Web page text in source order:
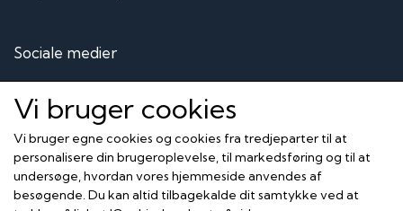
Sociale medier
Modtag vores nyhedsbrev via e-mail
Tilmeld
Vi bruger cookies
Vi bruger egne cookies og cookies fra tredjeparter til at
personalisere din brugeroplevelse, til markedsføring og til at
undersøge, hvordan vores hjemmeside anvendes af
besøgende. Du kan altid tilbagekalde dit samtykke ved at